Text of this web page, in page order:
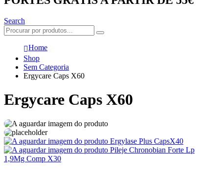
Search
Home
Shop
Sem Categoria
Ergycare Caps X60
Ergycare Caps X60
Ergylase Plus CapsX40
Pileje Chronobian Forte Lp
1,9Mg Comp X30